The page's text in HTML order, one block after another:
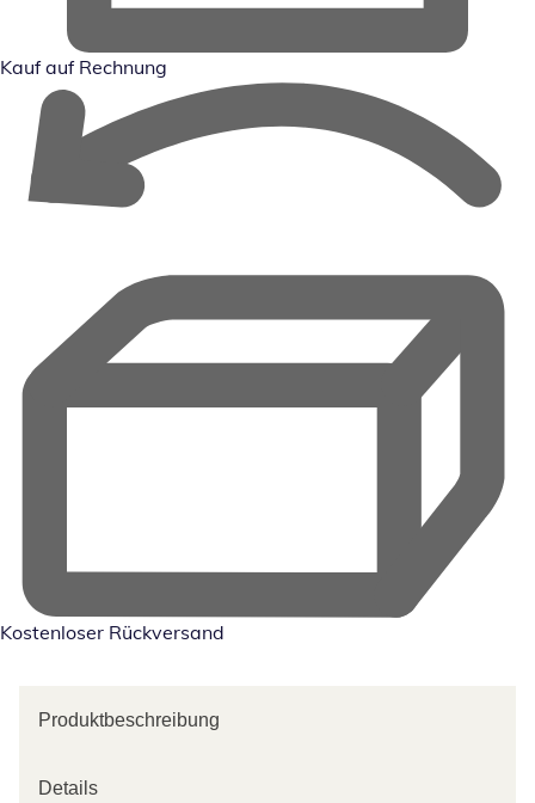
Kauf auf Rechnung
Kostenloser Rückversand
Produktbeschreibung
Details